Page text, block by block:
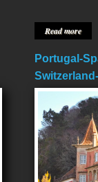
Read more
Portugal-